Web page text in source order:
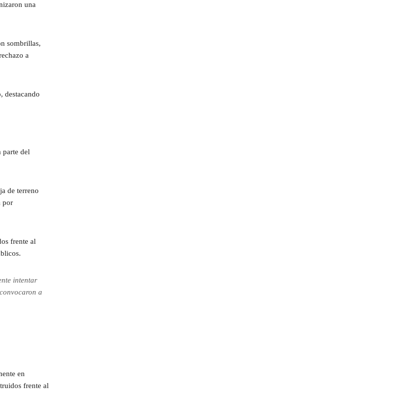
una
sombrillas,
a
destacando
parte del
de terreno
por
frente al
intentar
convocaron a
en
frente al